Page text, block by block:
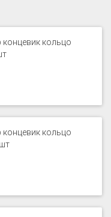
концевик кольцо
концевик кольцо